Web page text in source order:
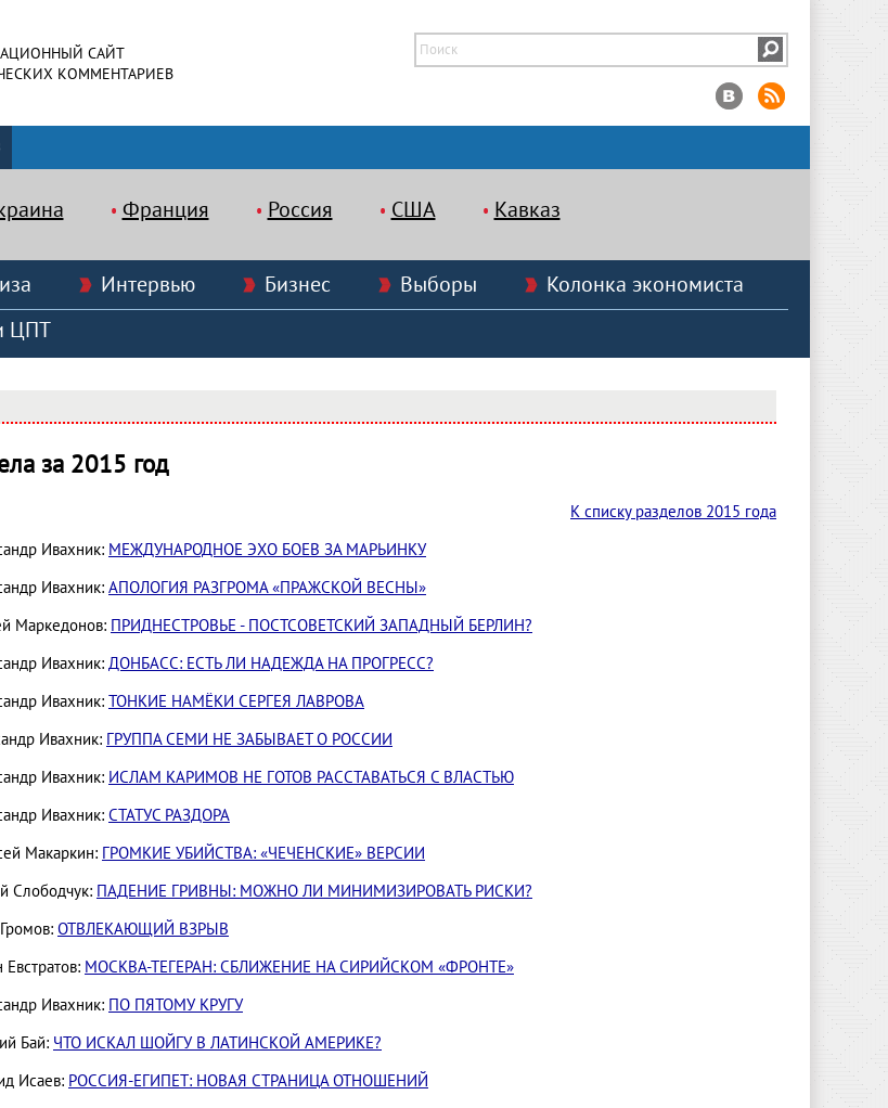
САЙТ
КОММЕНТАРИЕВ
Франция Россия США Кавказ
Интервью Бизнес Выборы
Колонка экономиста
ЦПТ
за 2015 год
К списку разделов 2015 года
Ивахник: МЕЖДУНАРОДНОЕ ЭХО БОЕВ ЗА МАРЬИНКУ
Ивахник: АПОЛОГИЯ РАЗГРОМА «ПРАЖСКОЙ ВЕСНЫ»
Маркедонов: ПРИДНЕСТРОВЬЕ - ПОСТСОВЕТСКИЙ ЗАПАДНЫЙ БЕРЛИН?
Ивахник: ДОНБАСС: ЕСТЬ ЛИ НАДЕЖДА НА ПРОГРЕСС?
Ивахник: ТОНКИЕ НАМЁКИ СЕРГЕЯ ЛАВРОВА
Ивахник: ГРУППА СЕМИ НЕ ЗАБЫВАЕТ О РОССИИ
Ивахник: ИСЛАМ КАРИМОВ НЕ ГОТОВ РАССТАВАТЬСЯ С ВЛАСТЬЮ
Ивахник: СТАТУС РАЗДОРА
Макаркин: ГРОМКИЕ УБИЙСТВА: «ЧЕЧЕНСКИЕ» ВЕРСИИ
Слободчук: ПАДЕНИЕ ГРИВНЫ: МОЖНО ЛИ МИНИМИЗИРОВАТЬ РИСКИ?
ОТВЛЕКАЮЩИЙ ВЗРЫВ
МОСКВА-ТЕГЕРАН: СБЛИЖЕНИЕ НА СИРИЙСКОМ «ФРОНТЕ»
Ивахник: ПО ПЯТОМУ КРУГУ
Бай: ЧТО ИСКАЛ ШОЙГУ В ЛАТИНСКОЙ АМЕРИКЕ?
Исаев: РОССИЯ-ЕГИПЕТ: НОВАЯ СТРАНИЦА ОТНОШЕНИЙ